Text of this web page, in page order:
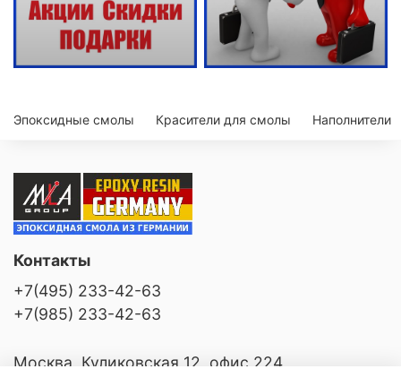
Эпоксидные смолы Красители для смолы Наполнители
Контакты
+7(495) 233-42-63
+7(985) 233-42-63
Москва, Куликовская 12, офис 224